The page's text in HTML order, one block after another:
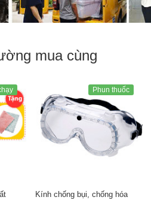
mua cùng
Phun thuốc
Kính chống bụi, chống hóa